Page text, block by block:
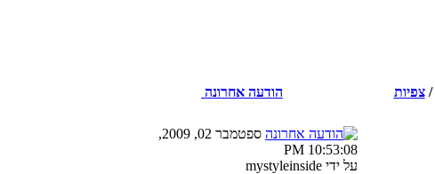
/צפיות
הודעה אחרונה
ספטמבר 02, 2009,
10:53:08 PM
על ידי mystyleinside